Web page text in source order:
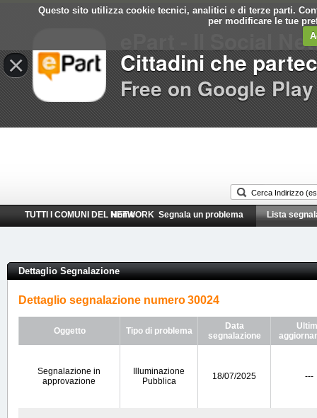
Questo sito utilizza cookie tecnici, analitici e di terze parti.
per modificare le tue
TUTTI I COMUNI DEL NETWORK
Home Segnala un problema Lista
Dettaglio Segnalazione
Dettaglio segnalazione numero30024
Oggetto Tipo di problema
Data
segnalazione
Segnalazione in
approvazione
Illuminazione
Pubblica
18/07/2025 ---
×
ePart - Il Social
Cittadini che
Free on Google Play